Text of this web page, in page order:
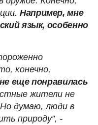
Например, мне
язык, особенно
конечно,
еще понравилась
жители не
думаю, люди в
природу”, -